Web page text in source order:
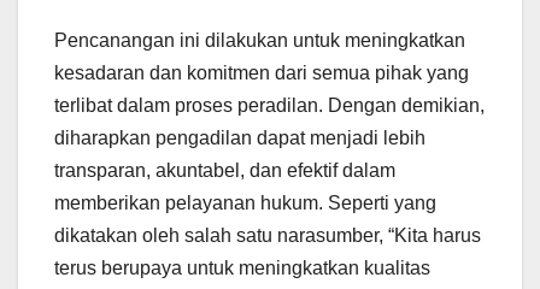
Pencanangan ini dilakukan untuk meningkatkan
kesadaran dan komitmen dari semua pihak yang
terlibat dalam proses peradilan. Dengan demikian,
diharapkan pengadilan dapat menjadi lebih
transparan, akuntabel, dan efektif dalam
memberikan pelayanan hukum. Seperti yang
dikatakan oleh salah satu narasumber, “Kita harus
terus berupaya untuk meningkatkan kualitas